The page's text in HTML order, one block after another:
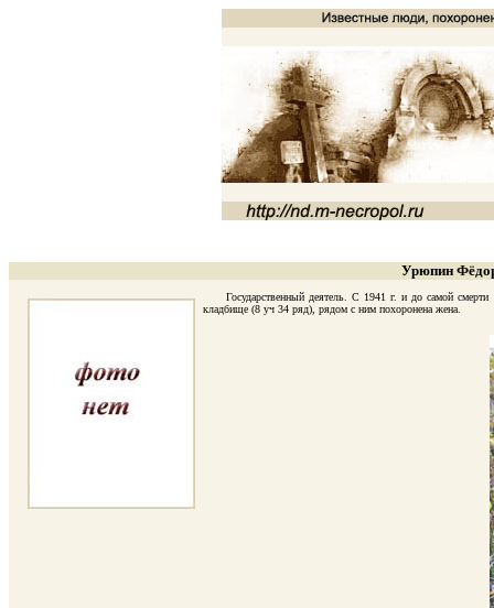
Урюпин
Государственный деятель. С 1941 г. и до самой смерти
кладбище (8 уч 34 ряд), рядом с ним похоронена жена.